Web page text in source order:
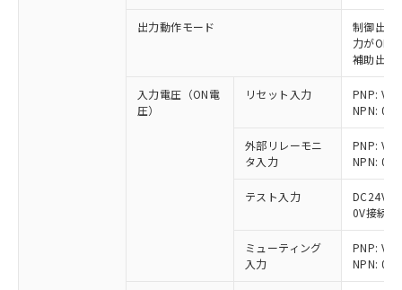
出力動作モード
制御出力
力がON)
補助出力
入力電圧（ON電
圧）
リセット入力
PNP: Vs-
NPN: 0
外部リレーモニ
タ入力
PNP: Vs-
NPN: 0
テスト入力
DC24V
0V接続
ミューティング
入力
PNP: Vs-
NPN: 0